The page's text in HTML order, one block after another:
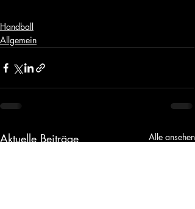
Handball
Allgemein
Aktuelle Beiträge Alle ansehen